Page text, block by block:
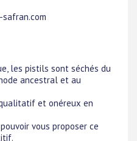
les pistils sont séchés du
ancestral et au
et onéreux en
vous proposer ce